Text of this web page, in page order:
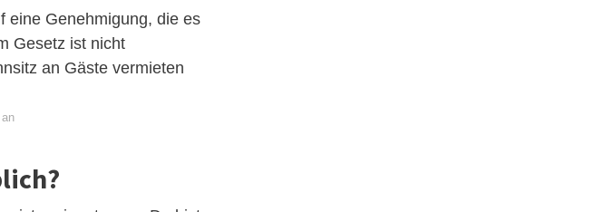
eine Genehmigung, die es
Gesetz ist nicht
an Gäste vermieten